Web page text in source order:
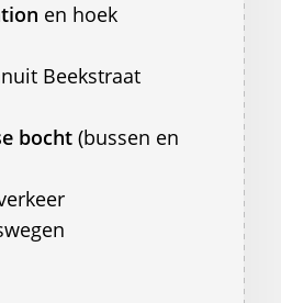
en hoek
Beekstraat
bocht(bussen en